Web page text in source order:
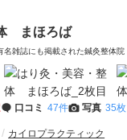
まほろば
雑誌にも掲載された鍼灸整体院
口コミ 47件 写真 35枚
カイロプラクティック